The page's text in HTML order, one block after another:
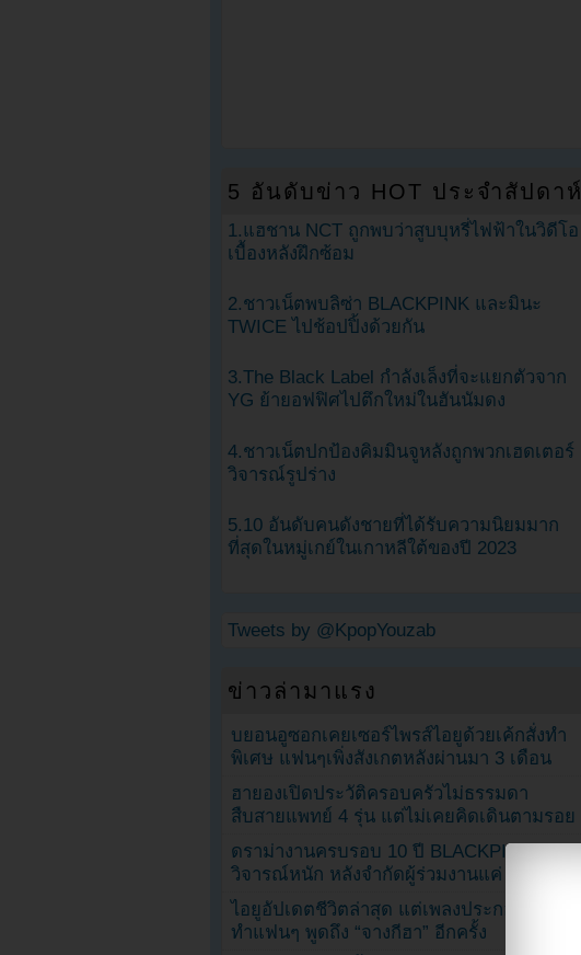
5 อันดับข่าว HOT ประจำสัปดาห์
1.แฮชาน NCT ถูกพบว่าสูบบุหรี่ไฟฟ้าในวิดีโอ
เบื้องหลังฝึกซ้อม
2.ชาวเน็ตพบลิซ่า BLACKPINK และมินะ
TWICE ไปช้อปปิ้งด้วยกัน
3.The Black Label กำลังเล็งที่จะแยกตัวจาก
YG ย้ายอฟฟิศไปตึกใหม่ในฮันนัมดง
4.ชาวเน็ตปกป้องคิมมินจูหลังถูกพวกเฮดเตอร์
วิจารณ์รูปร่าง
5.10 อันดับคนดังชายที่ได้รับความนิยมมาก
ที่สุดในหมู่เกย์ในเกาหลีใต้ของปี 2023
Tweets by @KpopYouzab
ข่าวล่ามาแรง
บยอนอูซอกเคยเซอร์ไพรส์ไอยูด้วยเค้กสั่งทำ
พิเศษ แฟนๆเพิ่งสังเกตหลังผ่านมา 3 เดือน
ฮายองเปิดประวัติครอบครัวไม่ธรรมดา
สืบสายแพทย์ 4 รุ่น แต่ไม่เคยคิดเดินตามรอย
ดราม่างานครบรอบ 10 ปี BLACKPINK แฟน
วิจารณ์หนัก หลังจำกัดผู้ร่วมงานแค่ 40 คน
ไอยูอัปเดตชีวิตล่าสุด แต่เพลงประกอบโพสต์
ทำแฟนๆ พูดถึง “จางกีฮา” อีกครั้ง